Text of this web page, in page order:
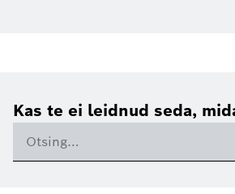
Kas te ei leidnud seda,